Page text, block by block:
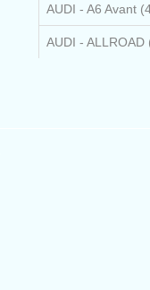
AUDI - A6 Avant
AUDI -